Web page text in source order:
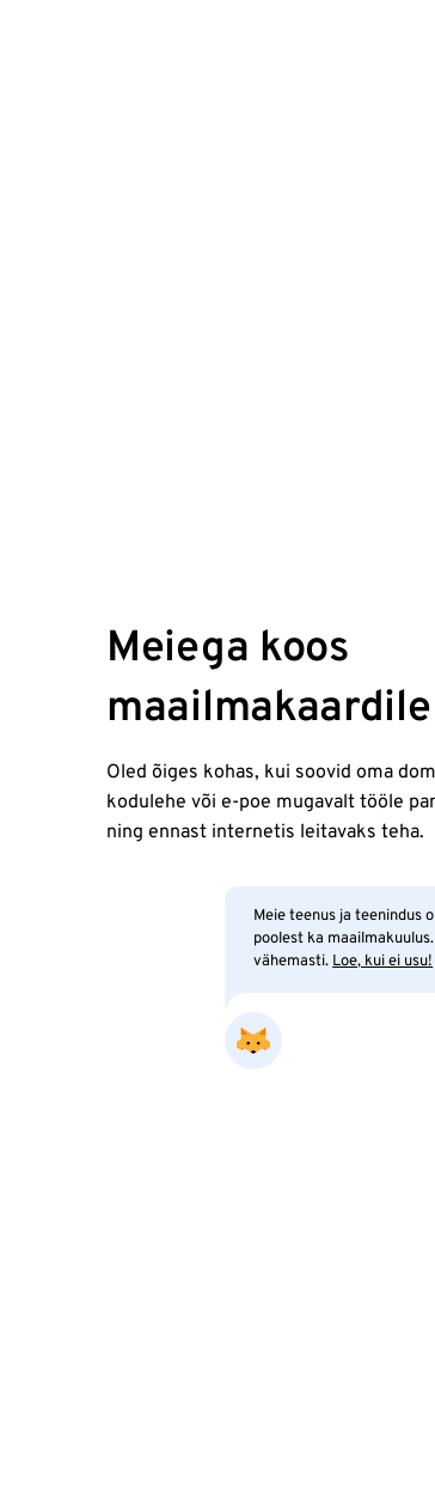
Meiega koos
maailmakaardile
Oled õiges kohas, kui soovid oma
kodulehe või e-poe mugavalt tööle
ning ennast internetis leitavaks teha.
Meie teenus ja teenindus
poolest ka
vähemasti.Loe, kui ei usu!